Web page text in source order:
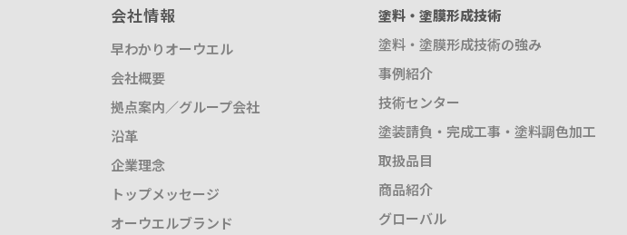
OLDAS（オルダス）の概要
会社情報
早わかりオーウエル
会社概要
拠点案内／グループ会社
沿革
企業理念
トップメッセージ
オーウエルブランド
塗料・塗膜形成技術
塗料・塗膜形成技術の強み
事例紹介
技術センター
塗装請負・完成工事・塗料調色加工
取扱品目
商品紹介
グローバル